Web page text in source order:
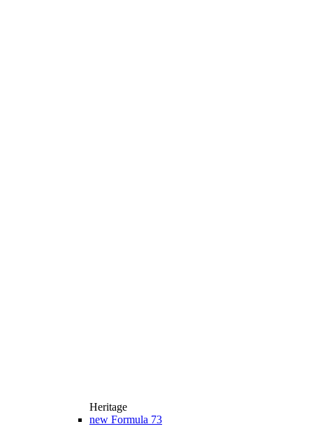
Heritage
new Formula 73